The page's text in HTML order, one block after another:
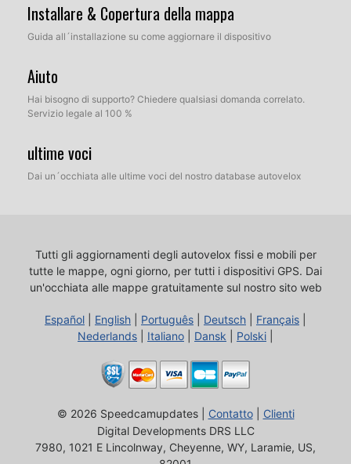
Installare & Copertura della mappa
Guida all´installazione su come aggiornare il dispositivo
Aiuto
Hai bisogno di supporto? Chiedere qualsiasi domanda correlato.
Servizio legale al 100 %
ultime voci
Dai un´occhiata alle ultime voci del nostro database autovelox
Tutti gli aggiornamenti degli autovelox fissi e mobili per
tutte le mappe, ogni giorno, per tutti i dispositivi GPS. Dai
un'occhiata alle mappe gratuitamente sul nostro sito web
Español English Português Deutsch Français
Nederlands
Italiano Dansk Polski
© 2026 Speedcamupdates | Contatto| Clienti
Digital Developments DRS LLC
7980, 1021 E Lincolnway, Cheyenne, WY, Laramie, US,